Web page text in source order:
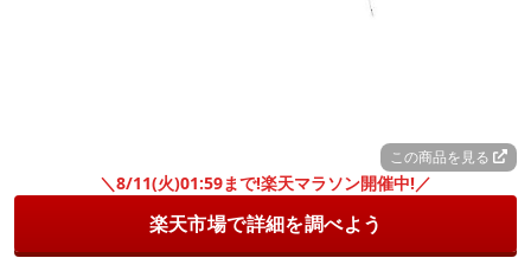
この商品を見る
＼8/11(火)01:59まで!楽天マラソン開催中!／
楽天市場で詳細を調べよう